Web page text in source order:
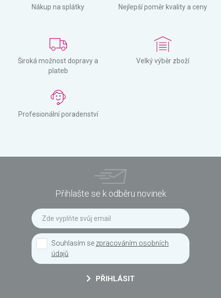
Nákup na splátky Nejlepší poměr kvality a ceny
Široká možnost dopravy a
plateb
Velký výběr zboží
Profesionální poradenství
Přihlašte se k odběru novinek
Souhlasím se zpracováním osobních
údajů
PŘIHLÁSIT